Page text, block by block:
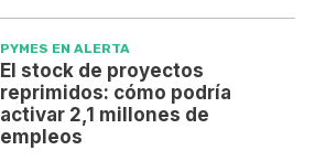
PYMES EN ALERTA
El stock de proyectos
reprimidos: cómo podría
activar 2,1 millones de
empleos